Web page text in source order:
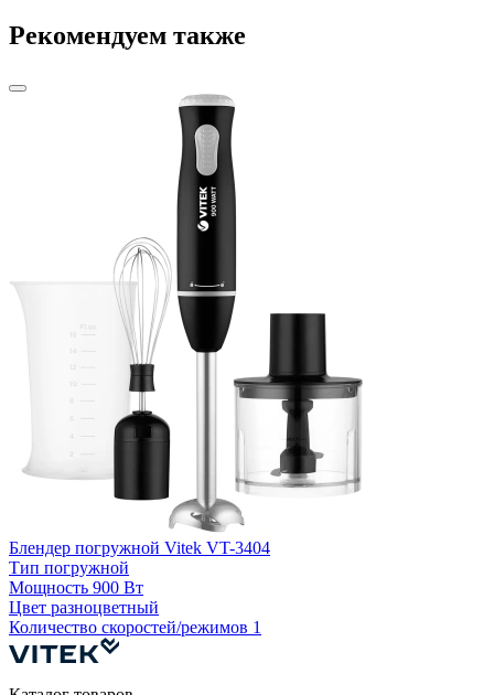
Рекомендуем также
Блендер погружной Vitek VT-3404
Тип погружной
Мощность 900 Вт
Цвет разноцветный
Количество скоростей/режимов 1